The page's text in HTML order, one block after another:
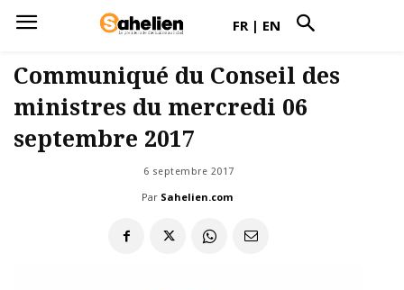
FR | EN
Communiqué du Conseil des
ministres du mercredi 06
septembre 2017
6 septembre 2017
Par Sahelien.com